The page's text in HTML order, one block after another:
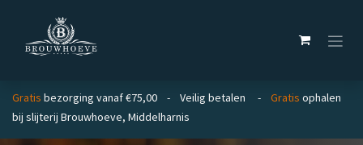
Gratis bezorging vanaf €75,00 - Veilig betalen - Gratis ophalen
bij slijterij Brouwhoeve, Middelharnis